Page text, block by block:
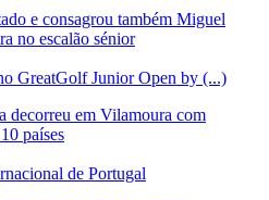
e consagrou também Miguel
no escalão sénior
GreatGolf Junior Open by (...)
decorreu em Vilamoura com
países
de Portugal